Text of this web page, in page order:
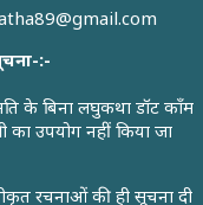
:-
के बिना लघुकथा डॉट कॉंम
का उपयोग नहीं किया जा
रचनाओं की ही सूचना दी